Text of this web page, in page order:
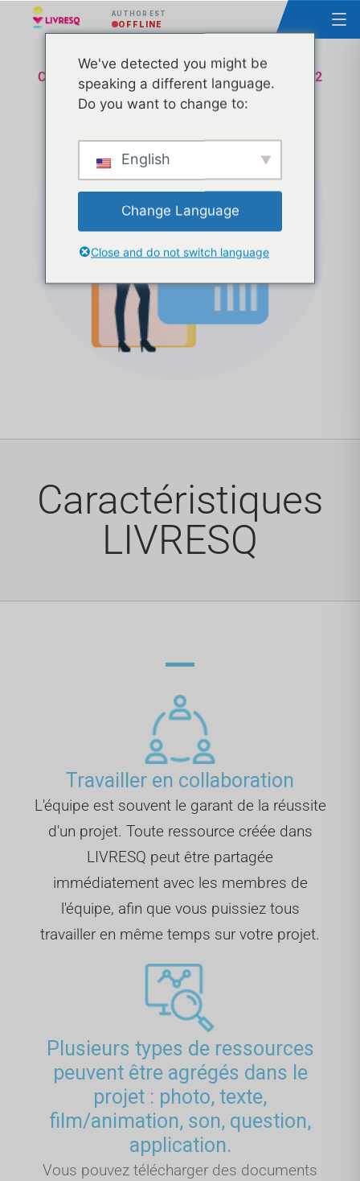
AUTHOR EST
OFFLINE
Cours - Principes de base du LIVRESQ - Groupe 2
Caractéristiques
LIVRESQ
Travailler en collaboration
L'équipe est souvent le garant de la réussite
d'un projet. Toute ressource créée dans
LIVRESQ peut être partagée
immédiatement avec les membres de
l'équipe, afin que vous puissiez tous
travailler en même temps sur votre projet.
Plusieurs types de ressources
peuvent être agrégés dans le
projet : photo, texte,
film/animation, son, question,
application.
Vous pouvez télécharger des documents
We've detected you might be
speaking a different language.
Do you want to change to:
English
Change Language
Close and do not switch language